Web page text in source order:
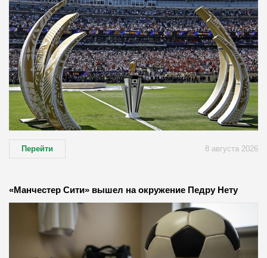
Перейти 8 августа 2026
«Манчестер Сити» вышел на окружение Педру Нету